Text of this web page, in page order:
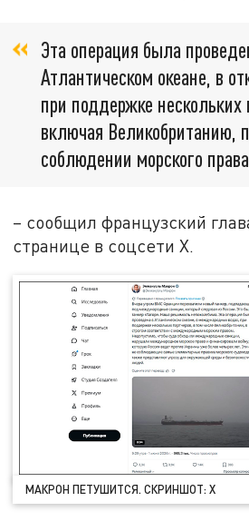
Эта операция была
Атлантическом океане, в
при поддержке нескольких
включая Великобританию,
соблюдении морского права,
– сообщил французский
странице в соцсети X.
МАКРОН ПЕТУШИТСЯ. СКРИНШОТ: Х